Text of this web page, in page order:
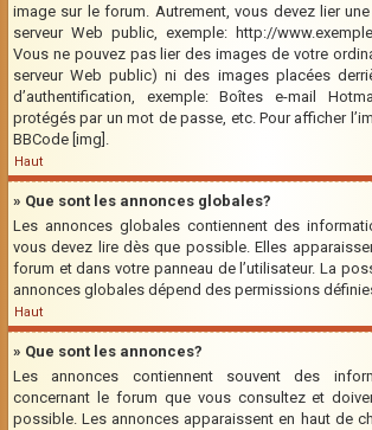
image sur le forum. Autrement, vous devez lier
serveur Web public, exemple: http://
Vous ne pouvez pas lier des images de votre
serveur Web public) ni des images placées
d’authentification, exemple: Boîtes e-mail
protégés par un mot de passe, etc. Pour afficher
BBCode [img].
Haut
» Que sont les annonces globales?
Les annonces globales contiennent des
vous devez lire dès que possible. Elles
forum et dans votre panneau de l’utilisateur. La
annonces globales dépend des permissions
Haut
» Que sont les annonces?
Les annonces contiennent souvent des
concernant le forum que vous consultez et
possible. Les annonces apparaissent en haut de